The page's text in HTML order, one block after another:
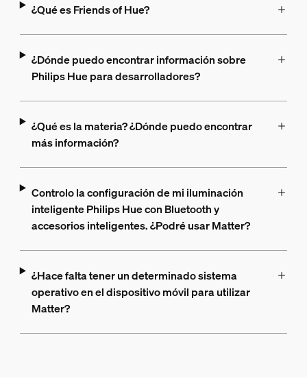
¿Qué es Friends of Hue?
¿Dónde puedo encontrar información sobre
Philips Hue para desarrolladores?
¿Qué es la materia? ¿Dónde puedo encontrar
más información?
Controlo la configuración de mi iluminación
inteligente Philips Hue con Bluetooth y
accesorios inteligentes. ¿Podré usar Matter?
¿Hace falta tener un determinado sistema
operativo en el dispositivo móvil para utilizar
Matter?